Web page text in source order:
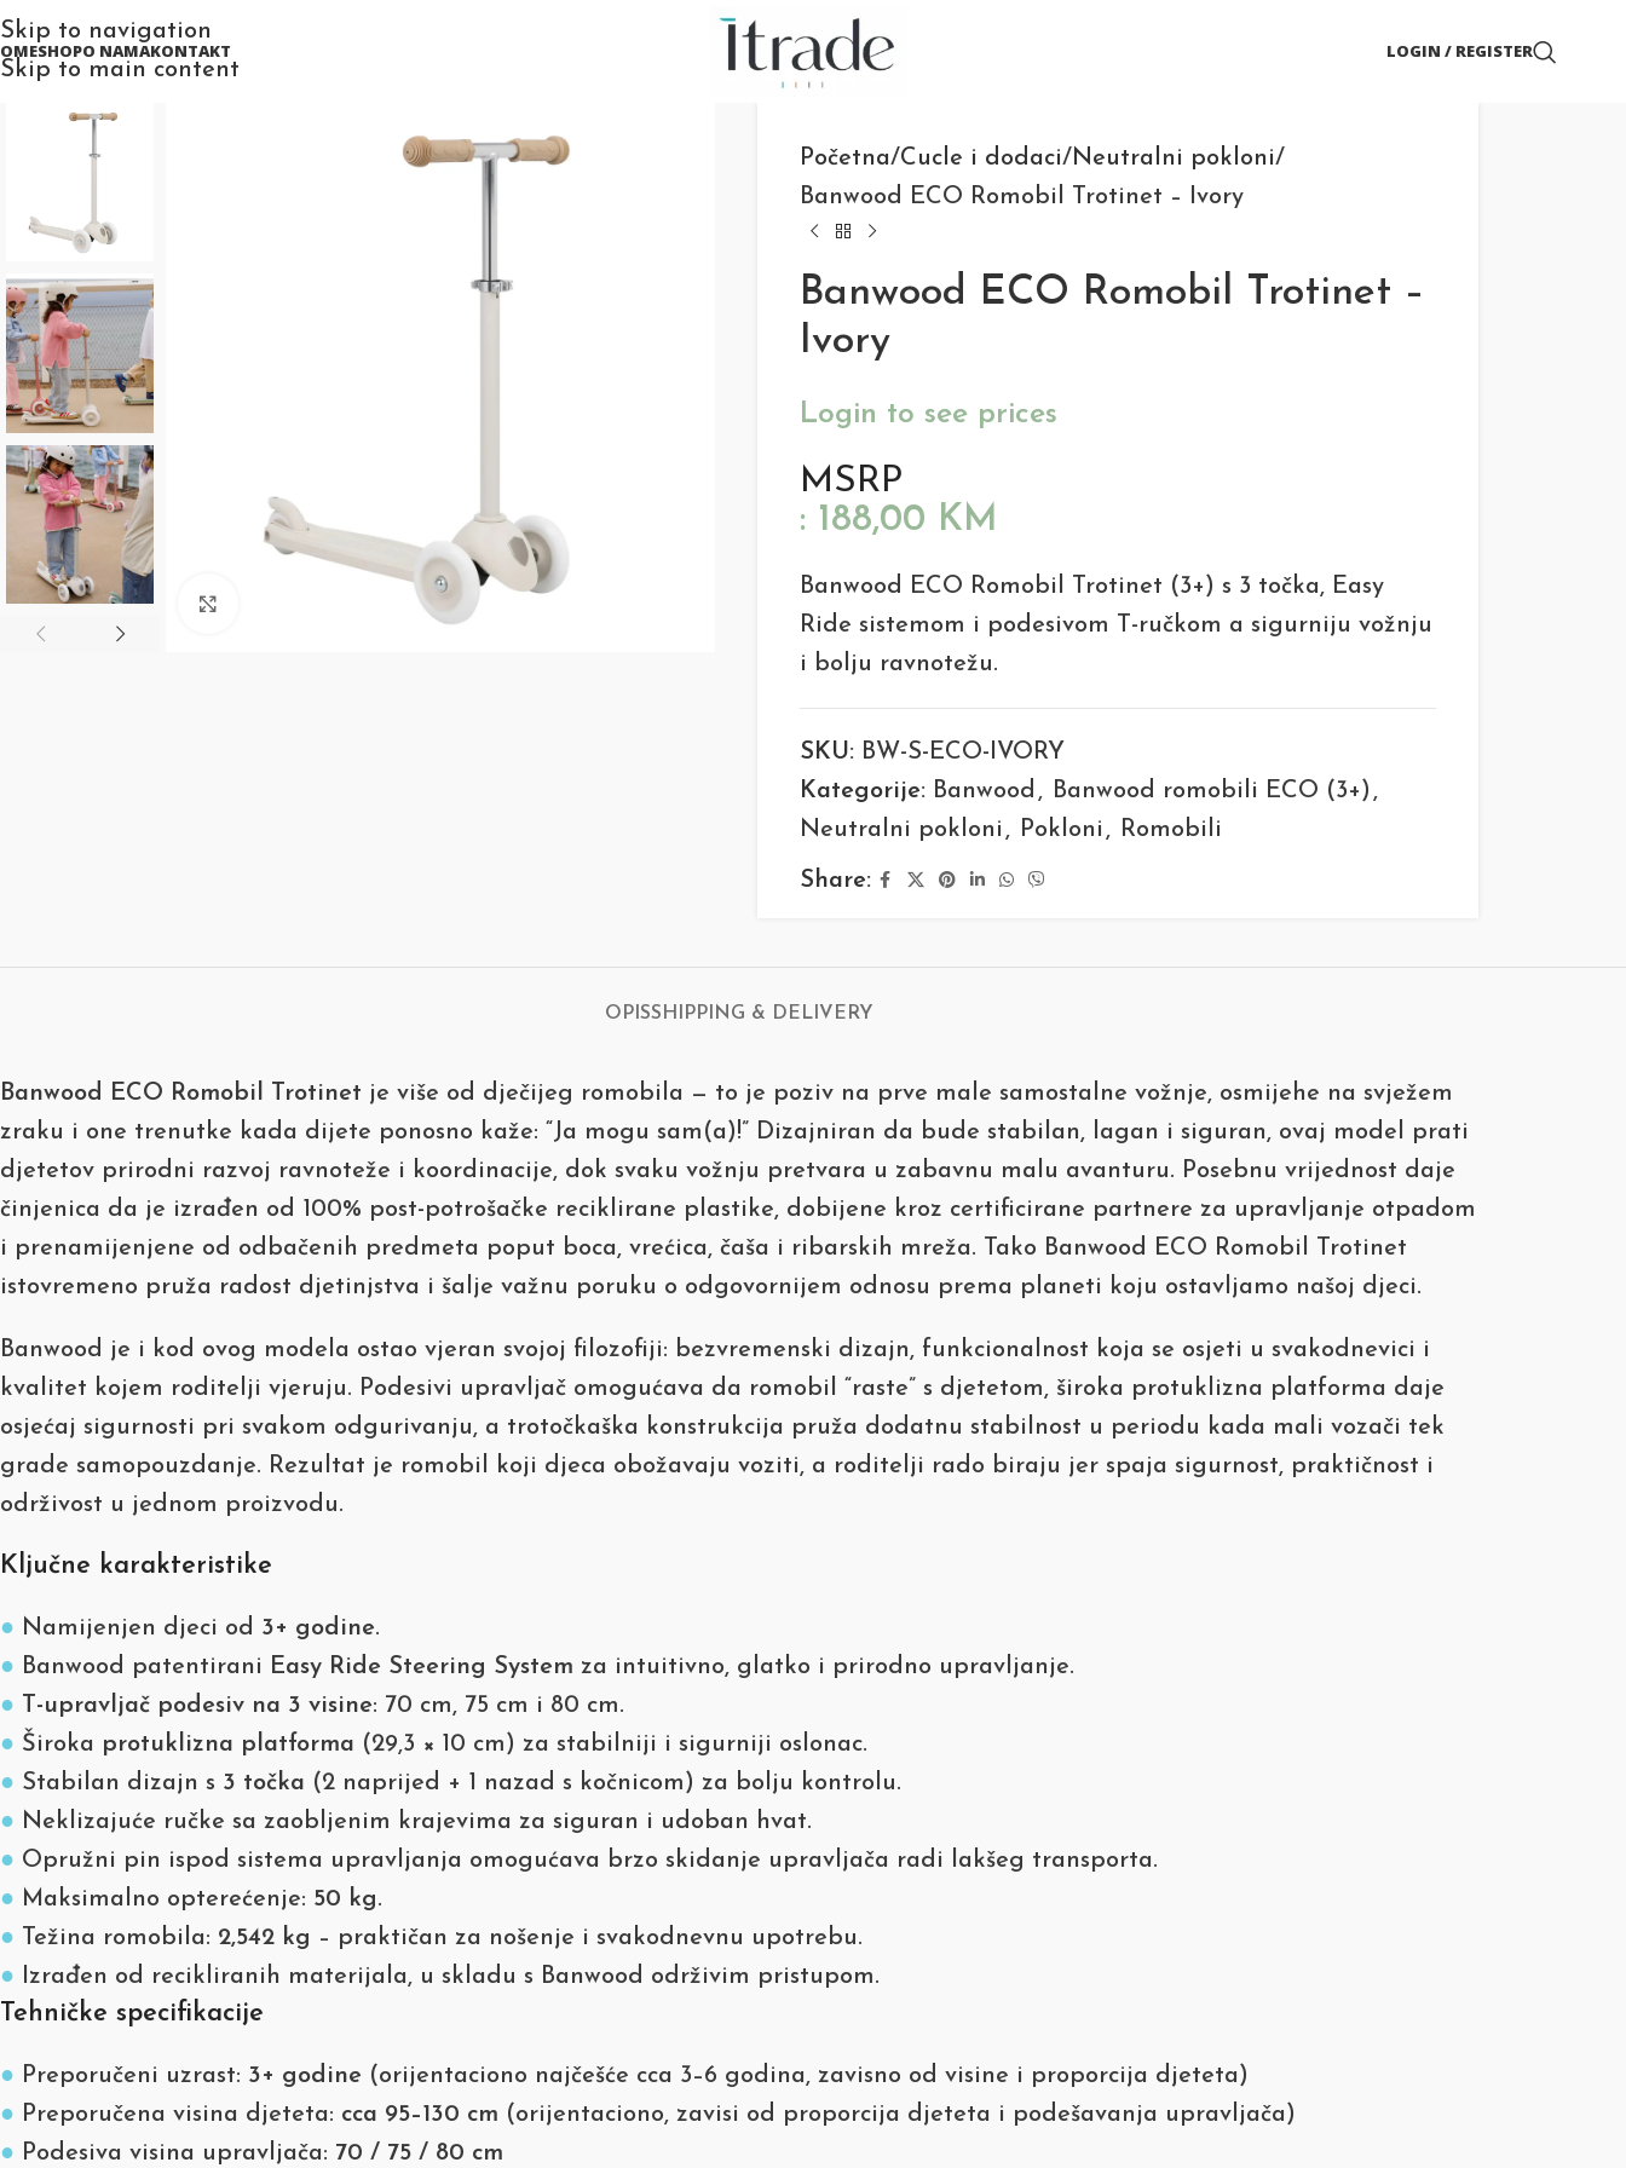
Skip to navigation
Skip to main content
SHOPO NAMAKONTAKT LOGIN / REGISTER
Početna Cucle i dodaci Neutralni pokloni
Banwood ECO Romobil Trotinet – Ivory
Banwood ECO Romobil Trotinet –
Ivory
Login to see prices
MSRP
: 188,00 KM
Banwood ECO Romobil Trotinet (3+) s 3 točka, Easy
Ride sistemom i podesivom T-ručkom a sigurniju vožnju
i bolju ravnotežu.
SKU: BW-S-ECO-IVORY
Kategorije: Banwood , Banwood romobili ECO (3+) ,
Neutralni pokloni , Pokloni , Romobili
Share:
OPISSHIPPING & DELIVERY
Banwood ECO Romobil Trotinet je više od dječijeg romobila — to je poziv na prve male samostalne vožnje, osmijehe na svježem
zraku i one trenutke kada dijete ponosno kaže: “Ja mogu sam(a)!” Dizajniran da bude stabilan, lagan i siguran, ovaj model prati
djetetov prirodni razvoj ravnoteže i koordinacije, dok svaku vožnju pretvara u zabavnu malu avanturu. Posebnu vrijednost daje
činjenica da je izrađen od 100% post-potrošačke reciklirane plastike, dobijene kroz certificirane partnere za upravljanje otpadom
i prenamijenjene od odbačenih predmeta poput boca, vrećica, čaša i ribarskih mreža. Tako Banwood ECO Romobil Trotinet
istovremeno pruža radost djetinjstva i šalje važnu poruku o odgovornijem odnosu prema planeti koju ostavljamo našoj djeci.
Banwood je i kod ovog modela ostao vjeran svojoj filozofiji: bezvremenski dizajn, funkcionalnost koja se osjeti u svakodnevici i
kvalitet kojem roditelji vjeruju. Podesivi upravljač omogućava da romobil “raste” s djetetom, široka protuklizna platforma daje
osjećaj sigurnosti pri svakom odgurivanju, a trotočkaška konstrukcija pruža dodatnu stabilnost u periodu kada mali vozači tek
grade samopouzdanje. Rezultat je romobil koji djeca obožavaju voziti, a roditelji rado biraju jer spaja sigurnost, praktičnost i
održivost u jednom proizvodu.
Ključne karakteristike
● Namijenjen djeci od 3+ godine.
● Banwood patentirani Easy Ride Steering System za intuitivno, glatko i prirodno upravljanje.
● T-upravljač podesiv na 3 visine: 70 cm, 75 cm i 80 cm.
● Široka protuklizna platforma (29,3 × 10 cm) za stabilniji i sigurniji oslonac.
● Stabilan dizajn s 3 točka (2 naprijed + 1 nazad s kočnicom) za bolju kontrolu.
● Neklizajuće ručke sa zaobljenim krajevima za siguran i udoban hvat.
● Opružni pin ispod sistema upravljanja omogućava brzo skidanje upravljača radi lakšeg transporta.
● Maksimalno opterećenje: 50 kg.
● Težina romobila: 2,542 kg – praktičan za nošenje i svakodnevnu upotrebu.
● Izrađen od recikliranih materijala, u skladu s Banwood održivim pristupom.
Tehničke specifikacije
● Preporučeni uzrast: 3+ godine (orijentaciono najčešće cca 3–6 godina, zavisno od visine i proporcija djeteta)
● Preporučena visina djeteta: cca 95–130 cm (orijentaciono, zavisi od proporcija djeteta i podešavanja upravljača)
● Podesiva visina upravljača: 70 / 75 / 80 cm